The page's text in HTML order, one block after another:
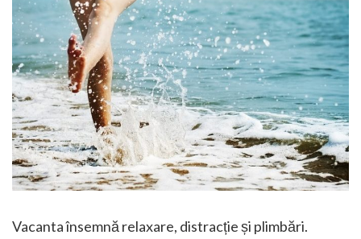
Vacanta însemnă relaxare, distracție și plimbări.